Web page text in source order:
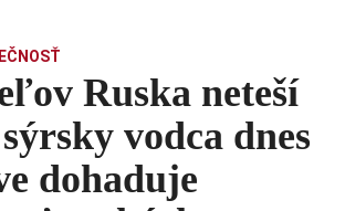
Ruska neteší
vodca dnes
dohaduje